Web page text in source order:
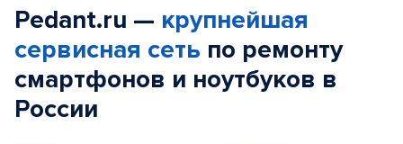
Pedant.ru — крупнейшая
сервисная сеть по ремонту
смартфонов и ноутбуков в
России